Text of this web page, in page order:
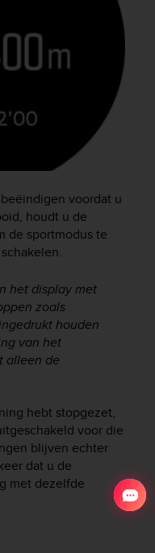
voordat u
houdt u de
de sportmodus te
het display met
zoals
houden
van het
alleen de
hebt stopgezet,
voor die
blijven echter
dat u de
met dezelfde